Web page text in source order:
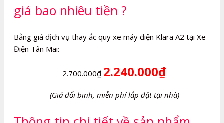
giá bao nhiêu tiền ?
Bảng giá dịch vụ thay ắc quy xe máy điện Klara A2 tại Xe
Điện Tân Mai:
2.700.000₫ 2.240.000₫
(Giá đổi binh, miễn phí lắp đặt tại nhà)